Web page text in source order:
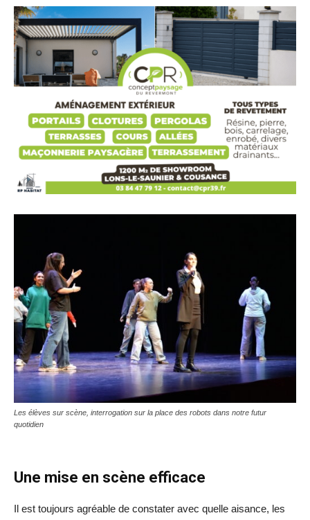
Les élèves sur scène, interrogation sur la place des robots dans notre futur
quotidien
Une mise en scène efficace
Il est toujours agréable de constater avec quelle aisance, les